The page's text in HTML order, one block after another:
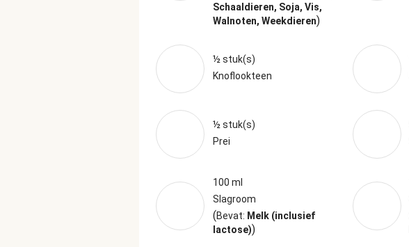
Schaaldieren, Soja, Vis,
Walnoten, Weekdieren)
½ stuk(s)
Knoflookteen
½ stuk(s)
Prei
100 ml
Slagroom
(Bevat: Melk (inclusief
lactose))